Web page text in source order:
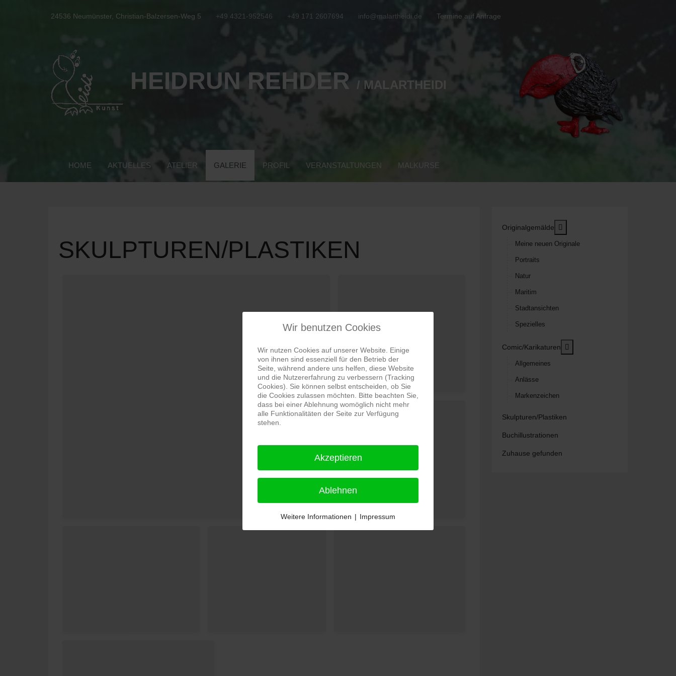
24536 Neumünster, Christian-Balzersen-Weg 5 +49 4321-952546 +49 171 2607694 info@malartheidi.de Termine auf Anfrage
HEIDRUN REHDER / MALARTHEIDI
HOME AKTUELLES ATELIER GALERIE PROFIL VERANSTALTUNGEN MALKURSE
SKULPTUREN/PLASTIKEN
Originalgemälde
Meine neuen Originale
Portraits
Natur
Maritim
Stadtansichten
Spezielles
Comic/Karikaturen
Allgemeines
Anlässe
Markenzeichen
Skulpturen/Plastiken
Buchillustrationen
Zuhause gefunden
Wir benutzen Cookies
Wir nutzen Cookies auf unserer Website. Einige
von ihnen sind essenziell für den Betrieb der
Seite, während andere uns helfen, diese Website
und die Nutzererfahrung zu verbessern (Tracking
Cookies). Sie können selbst entscheiden, ob Sie
die Cookies zulassen möchten. Bitte beachten Sie,
dass bei einer Ablehnung womöglich nicht mehr
alle Funktionalitäten der Seite zur Verfügung
stehen.
Akzeptieren
Ablehnen
Weitere Informationen | Impressum